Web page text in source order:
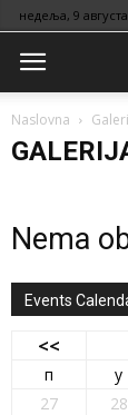
недеља, 9
Naslovna
Nema
Events
<<
п у
27
28